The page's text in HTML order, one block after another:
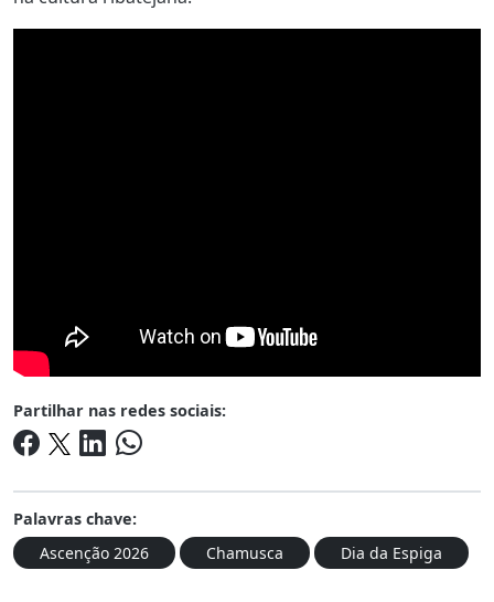
Partilhar nas redes sociais:
Palavras chave:
Ascenção 2026
Chamusca Dia da Espiga